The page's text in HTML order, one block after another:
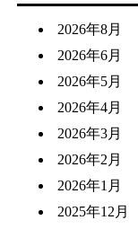
2026年8月
2026年6月
2026年5月
2026年4月
2026年3月
2026年2月
2026年1月
2025年12月